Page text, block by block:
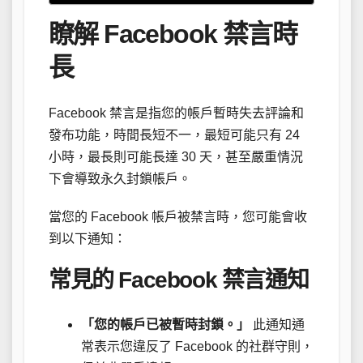
瞭解 Facebook 禁言時
長
Facebook 禁言是指您的帳戶暫時失去評論和
發布功能，時間長短不一，最短可能只有 24
小時，最長則可能長達 30 天，甚至嚴重情況
下會導致永久封鎖帳戶。
當您的 Facebook 帳戶被禁言時，您可能會收
到以下通知：
常見的 Facebook 禁言通知
「您的帳戶已被暫時封鎖。」
此通知通
常表示您違反了 Facebook 的社群守則，